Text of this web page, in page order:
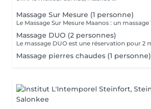
Massage Sur Mesure (1 personne)
Massage DUO (2 personnes)
Massage pierres chaudes (1 personne)